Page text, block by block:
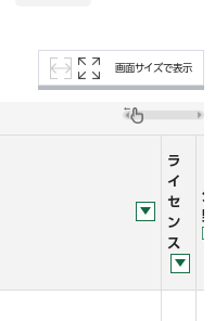
画面サイズで表示
ラ
イ
セ
ン
ス
分
野